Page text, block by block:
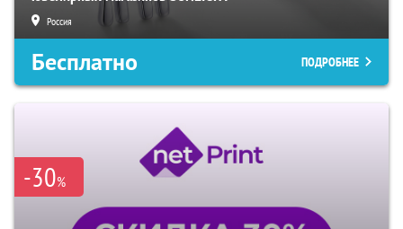
Россия
Бесплатно ПОДРОБНЕЕ
-30%